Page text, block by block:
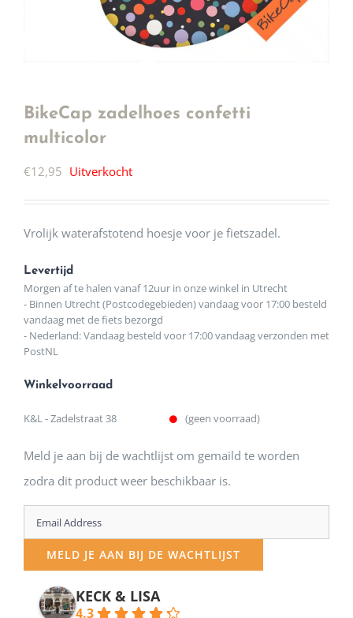
BikeCap zadelhoes confetti
multicolor
€12,95 Uitverkocht
Vrolijk waterafstotend hoesje voor je fietszadel.
Levertijd
Morgen af te halen vanaf 12uur in onze winkel in Utrecht
- Binnen Utrecht (Postcodegebieden) vandaag voor 17:00 besteld
vandaag met de fiets bezorgd
- Nederland: Vandaag besteld voor 17:00 vandaag verzonden met
PostNL
Winkelvoorraad
K&L - Zadelstraat 38 (geen voorraad)
Meld je aan bij de wachtlijst om gemaild te worden
zodra dit product weer beschikbaar is.
Enter
your
email
address
MELD JE AAN BIJ DE WACHTLIJST
KECK & LISA
4.3